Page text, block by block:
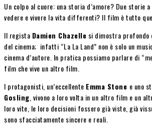
Un colpo al cuore: una storia d’amore? Due storie
vedere e vivere la vita differenti? Il film è tutto
Il regista Damien Chazelle si dimostra
del cinema; infatti “La La Land” non è solo un
cinema d’autore. In pratica possiamo parlare di
film che vive un altro film.
I protagonisti, un’eccellente Emma Stone e uno
Gosling , vivono a loro volta in un altro film e un
loro vite, le loro decisioni fossero già viste, già
sono sfacciatamente sincere e reali.